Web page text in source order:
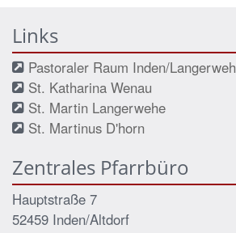
Links
Pastoraler Raum Inden/
St. Katharina Wenau
St. Martin Langerwehe
St. Martinus D'horn
Zentrales Pfarrbüro
Hauptstraße 7
52459 Inden/Altdorf